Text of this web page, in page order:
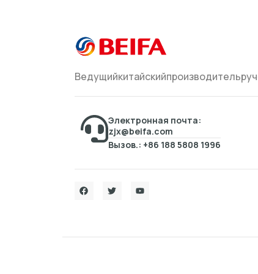
Электронная почта:
zjx@beifa.com
Вызов.: +86 188 5808 1996